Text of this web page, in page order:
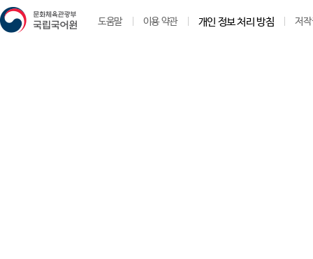
도움말 이용 약관 개인 정보 처리 방침 저